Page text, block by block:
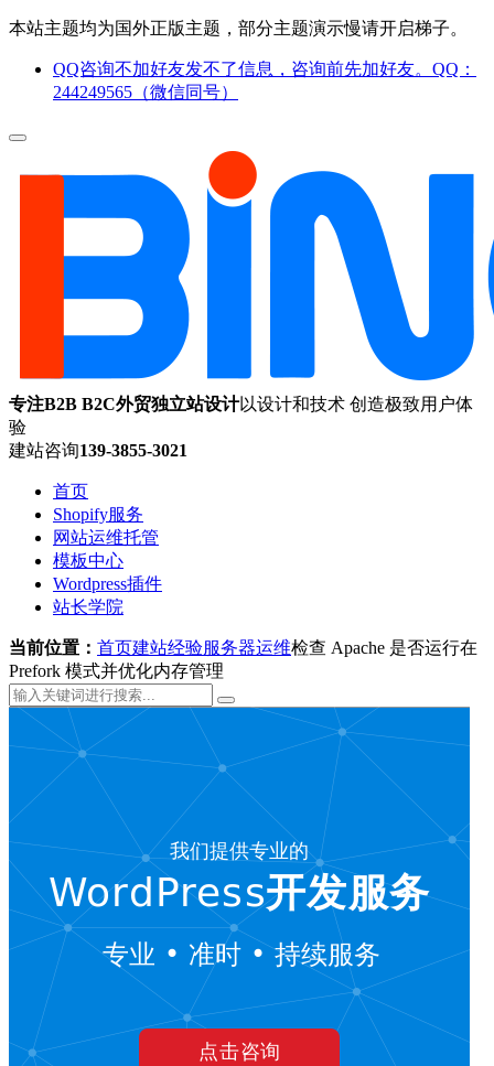
本站主题均为国外正版主题，部分主题演示慢请开启梯子。
QQ咨询不加好友发不了信息，咨询前先加好友。QQ：
244249565（微信同号）
专注B2B B2C外贸独立站设计以设计和技术 创造极致用户体
验
建站咨询139-3855-3021
首页
Shopify服务
网站运维托管
模板中心
Wordpress插件
站长学院
当前位置： 首页建站经验服务器运维检查 Apache 是否运行在
Prefork 模式并优化内存管理